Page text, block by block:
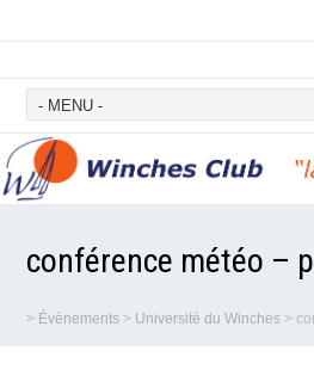
conférence météo –
> Évènements > Université du Winches >